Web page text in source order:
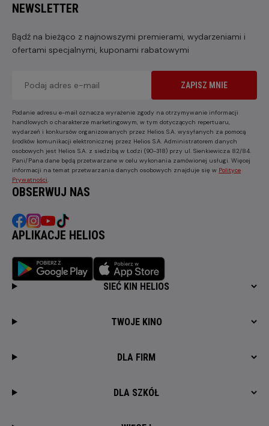
NEWSLETTER
Bądź na bieżąco z najnowszymi premierami, wydarzeniami i
ofertami specjalnymi, kuponami rabatowymi
ZAPISZ MNIE
Podanie adresu e-mail oznacza wyrażenie zgody na otrzymywanie informacji
handlowych o charakterze marketingowym, w tym dotyczących repertuaru,
wydarzeń i konkursów organizowanych przez Helios S.A. wysyłanych za pomocą
środków komunikacji elektronicznej przez Helios S.A. Administratorem danych
osobowych jest Helios S.A. z siedzibą w Łodzi (90-318) przy ul. Sienkiewicza 82/84.
Pani/Pana dane będą przetwarzane w celu wykonania zamówionej usługi. Więcej
informacji na temat przetwarzania danych osobowych znajduje się w Polityce
Prywatności
OBSERWUJ NAS
APLIKACJE HELIOS
SIEĆ KIN HELIOS
TWOJE KINO
DLA FIRM
DLA SZKÓŁ